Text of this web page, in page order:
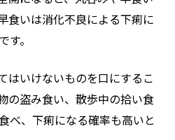
食いは消化不良による下痢に
。
はいけないものを口にするこ
の盗み食い、散歩中の拾い食
べ、下痢になる確率も高いと